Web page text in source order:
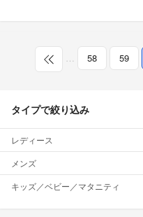
… 58 59
タイプで絞り込み
レディース
メンズ
キッズ／ベビー／マタニティ